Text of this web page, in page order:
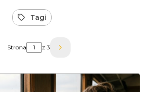
Tagi
Strona z 3 Następne wpisy